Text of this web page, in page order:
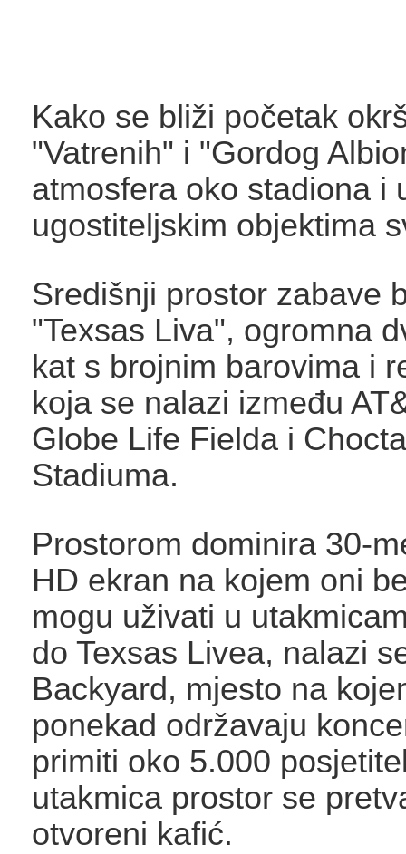
Kako se bliži početak
"Vatrenih" i "Gordog
atmosfera oko stadiona i
ugostiteljskim objektima
Središnji prostor zabave
"Texsas Liva", ogromna
kat s brojnim barovima i
koja se nalazi između
Globe Life Fielda i
Stadiuma.
Prostorom dominira 30-
HD ekran na kojem oni
mogu uživati u
do Texsas Livea, nalazi
Backyard, mjesto na
ponekad održavaju
primiti oko 5.000
utakmica prostor se
otvoreni kafić.